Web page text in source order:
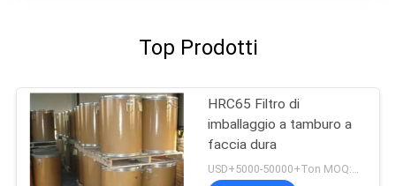
Top Prodotti
HRC65 Filtro di
imballaggio a tamburo a
faccia dura
USD+5000-50000+Ton MOQ:1 tonnellata